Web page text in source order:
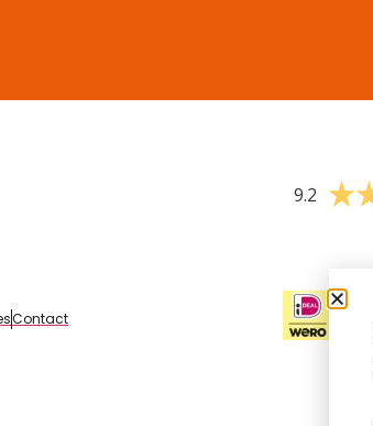
9.2
Contact